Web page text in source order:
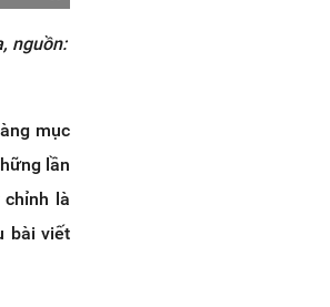
nguồn:
mục
lần
là
bài viết